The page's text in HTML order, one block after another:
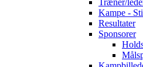
Træner/
Kampe -
Resultater
Sponsorer